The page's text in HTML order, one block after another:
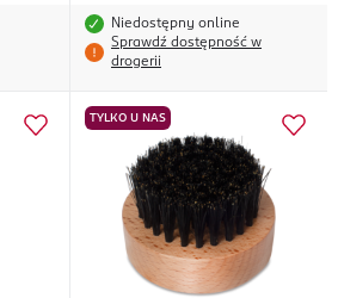
Niedostępny online
Sprawdź dostępność w
drogerii
TYLKO U NAS